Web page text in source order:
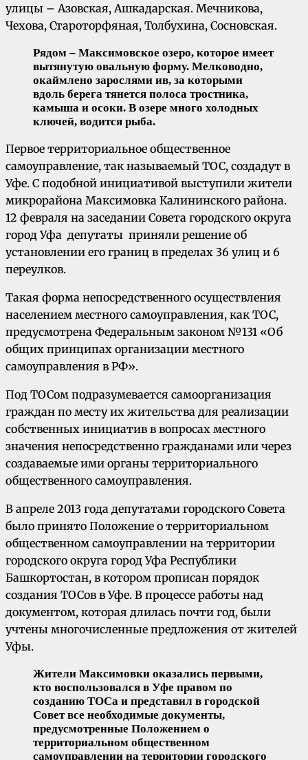
улицы – Азовская, Ашкадарская. Мечникова,
Чехова, Староторфяная, Толбухина, Сосновская.
Рядом – Максимовское озеро, которое имеет
вытянутую овальную форму. Мелководно,
окаймлено зарослями ив, за которыми
вдоль берега тянется полоса тростника,
камыша и осоки. В озере много холодных
ключей, водится рыба.
Первое территориальное общественное
самоуправление, так называемый ТОС, создадут в
Уфе. С подобной инициативой выступили жители
микрорайона Максимовка Калининского района.
12 февраля на заседании Совета городского округа
город Уфа депутаты приняли решение об
установлении его границ в пределах 36 улиц и 6
переулков.
Такая форма непосредственного осуществления
населением местного самоуправления, как ТОС,
предусмотрена Федеральным законом №131 «Об
общих принципах организации местного
самоуправления в РФ».
Под ТОСом подразумевается самоорганизация
граждан по месту их жительства для реализации
собственных инициатив в вопросах местного
значения непосредственно гражданами или через
создаваемые ими органы территориального
общественного самоуправления.
В апреле 2013 года депутатами городского Совета
было принято Положение о территориальном
общественном самоуправлении на территории
городского округа город Уфа Республики
Башкортостан, в котором прописан порядок
создания ТОСов в Уфе. В процессе работы над
документом, которая длилась почти год, были
учтены многочисленные предложения от жителей
Уфы.
Жители Максимовки оказались первыми,
кто воспользовался в Уфе правом по
созданию ТОСа и представил в городской
Совет все необходимые документы,
предусмотренные Положением о
территориальном общественном
самоуправлении на территории городского